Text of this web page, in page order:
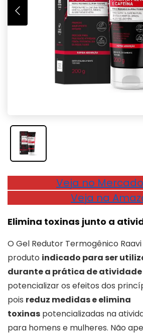
Veja no
Veja na
Elimina toxinas junto a
O Gel Redutor Termogênico
produto indicado para ser
durante a prática de
potencializar os efeitos dos
pois reduz medidas e elimina
toxinas potencializadas na
para homens e mulheres. Não